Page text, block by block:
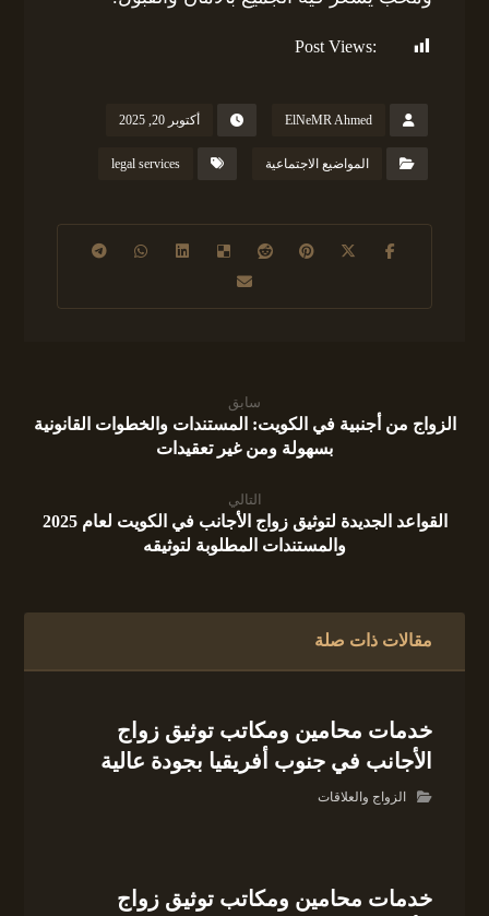
Post Views:
ElNeMR Ahmed أكتوبر 20, 2025
المواضيع الاجتماعية legal services
سابق
الزواج من أجنبية في الكويت: المستندات والخطوات القانونية
بسهولة ومن غير تعقيدات
التالي
القواعد الجديدة لتوثيق زواج الأجانب في الكويت لعام 2025
والمستندات المطلوبة لتوثيقه
مقالات ذات صلة
خدمات محامين ومكاتب توثيق زواج
الأجانب في جنوب أفريقيا بجودة عالية
الزواج والعلاقات
خدمات محامين ومكاتب توثيق زواج